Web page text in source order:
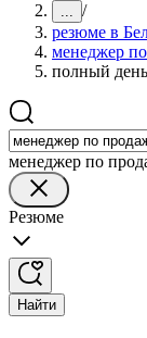
... /
резюме в
менеджер
полный день
менеджер по
Резюме
Найти